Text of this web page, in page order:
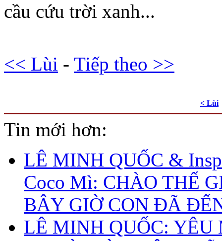
cầu cứu trời xanh...
<< Lùi - Tiếp theo >>
< Lùi
Tin mới hơn:
LÊ MINH QUỐC &
Coco Mì: CHÀO THẾ
BÂY GIỜ CON ĐÃ
LÊ MINH QUỐC: YÊU